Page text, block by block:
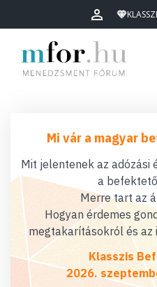
Mi vár a magyar
Mit jelentenek az adózási
a
Merre tart az
Hogyan érdemes
megtakarításokról és
Klasszis
2026.